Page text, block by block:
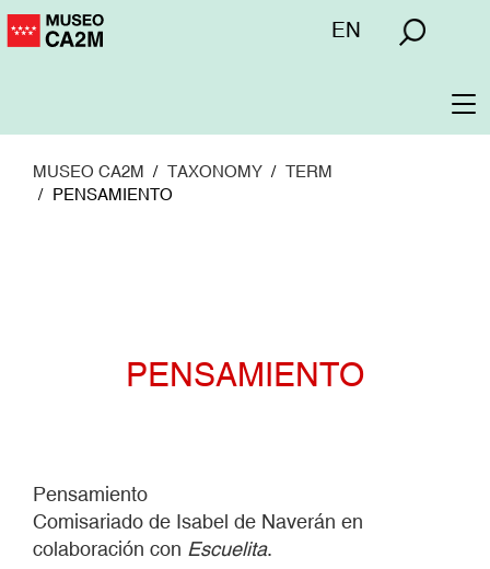
Pasar
Menú
EN
MUSEO CA2M TAXONOMY
TERM
PENSAMIENTO
PENSAMIENTO
Pensamiento
Comisariado de Isabel de Naverán en
colaboración con Escuelita.